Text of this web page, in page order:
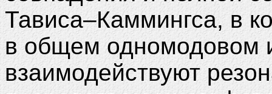
Тависа–Каммингса, в
в общем одномодовом
взаимодействуют